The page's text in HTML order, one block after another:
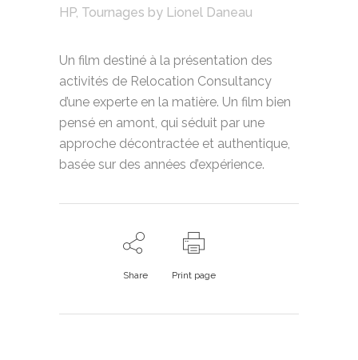
HP, Tournages by Lionel Daneau
Un film destiné à la présentation des
activités de Relocation Consultancy
d’une experte en la matière. Un film bien
pensé en amont, qui séduit par une
approche décontractée et authentique,
basée sur des années d’expérience.
Share Print page